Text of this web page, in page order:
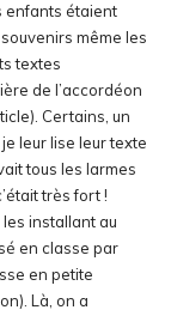
enfants étaient
même les
textes
de l’accordéon
Certains, un
leur lise leur texte
tous les larmes
très fort !
installant au
en classe par
en petite
Là, on a